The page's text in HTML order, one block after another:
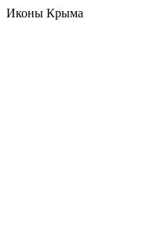
Иконы Крыма